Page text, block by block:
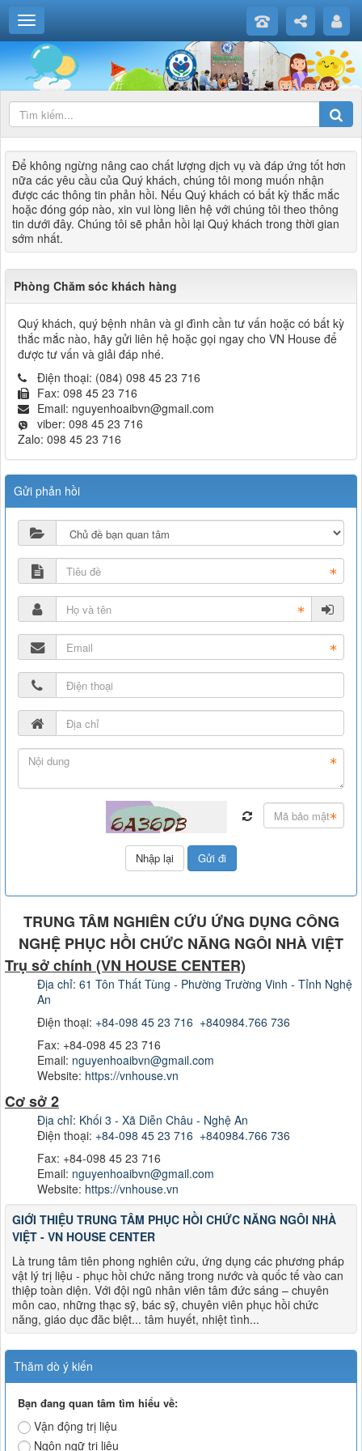
Để không ngừng nâng cao chất lượng dịch vụ và đáp ứng tốt hơn
nữa các yêu cầu của Quý khách, chúng tôi mong muốn nhận
được các thông tin phản hồi. Nếu Quý khách có bất kỳ thắc mắc
hoặc đóng góp nào, xin vui lòng liên hệ với chúng tôi theo thông
tin dưới đây. Chúng tôi sẽ phản hồi lại Quý khách trong thời gian
sớm nhất.
Phòng Chăm sóc khách hàng
Quý khách, quý bệnh nhân và gi đình cần tư vấn hoặc có bất kỳ
thắc mắc nào, hãy gửi liên hệ hoặc gọi ngay cho VN House để
được tư vấn và giải đáp nhé.
Điện thoại: (084) 098 45 23 716
Fax: 098 45 23 716
Email: nguyenhoaibvn@gmail.com
viber: 098 45 23 716
Zalo: 098 45 23 716
Gửi phản hồi
TRUNG TÂM NGHIÊN CỨU ỨNG DỤNG CÔNG
NGHỆ PHỤC HỒI CHỨC NĂNG NGÔI NHÀ VIỆT
Trụ sở chính (VN HOUSE CENTER)
Địa chỉ: 61 Tôn Thất Tùng - Phường Trường Vinh - Tỉnh Nghệ
An
Điện thoại: +84-098 45 23 716 +840984.766 736
Fax: +84-098 45 23 716
Email: nguyenhoaibvn@gmail.com
Website: https://vnhouse.vn
Cơ sở 2
Địa chỉ: Khối 3 - Xã Diễn Châu - Nghệ An
Điện thoại: +84-098 45 23 716 +840984.766 736
Fax: +84-098 45 23 716
Email: nguyenhoaibvn@gmail.com
Website: https://vnhouse.vn
GIỚI THIỆU TRUNG TÂM PHỤC HỒI CHỨC NĂNG NGÔI NHÀ
VIỆT - VN HOUSE CENTER
Là trung tâm tiên phong nghiên cứu, ứng dụng các phương pháp
vật lý trị liệu - phục hồi chức năng trong nước và quốc tế vào can
thiệp toàn diện. Với đội ngũ nhân viên tâm đức sáng – chuyên
môn cao, những thạc sỹ, bác sỹ, chuyên viên phục hồi chức
năng, giáo dục đăc biệt... tâm huyết, nhiệt tình...
Thăm dò ý kiến
Bạn đang quan tâm tìm hiểu về:
Vận động trị liệu
Ngôn ngữ trị liệu